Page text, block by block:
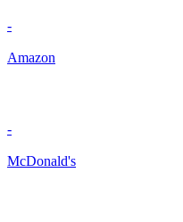
-
Amazon
-
McDonald's